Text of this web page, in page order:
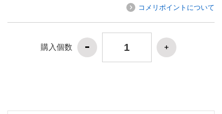
コメリポイントについて
購入個数